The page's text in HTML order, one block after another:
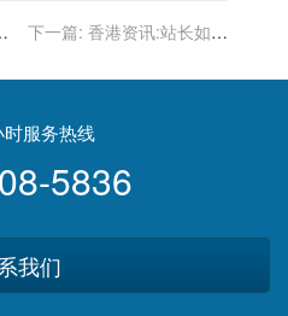
下一篇: 香港资讯:站长如何
户隐性需求的分析与总结
服务热线
5836
我们